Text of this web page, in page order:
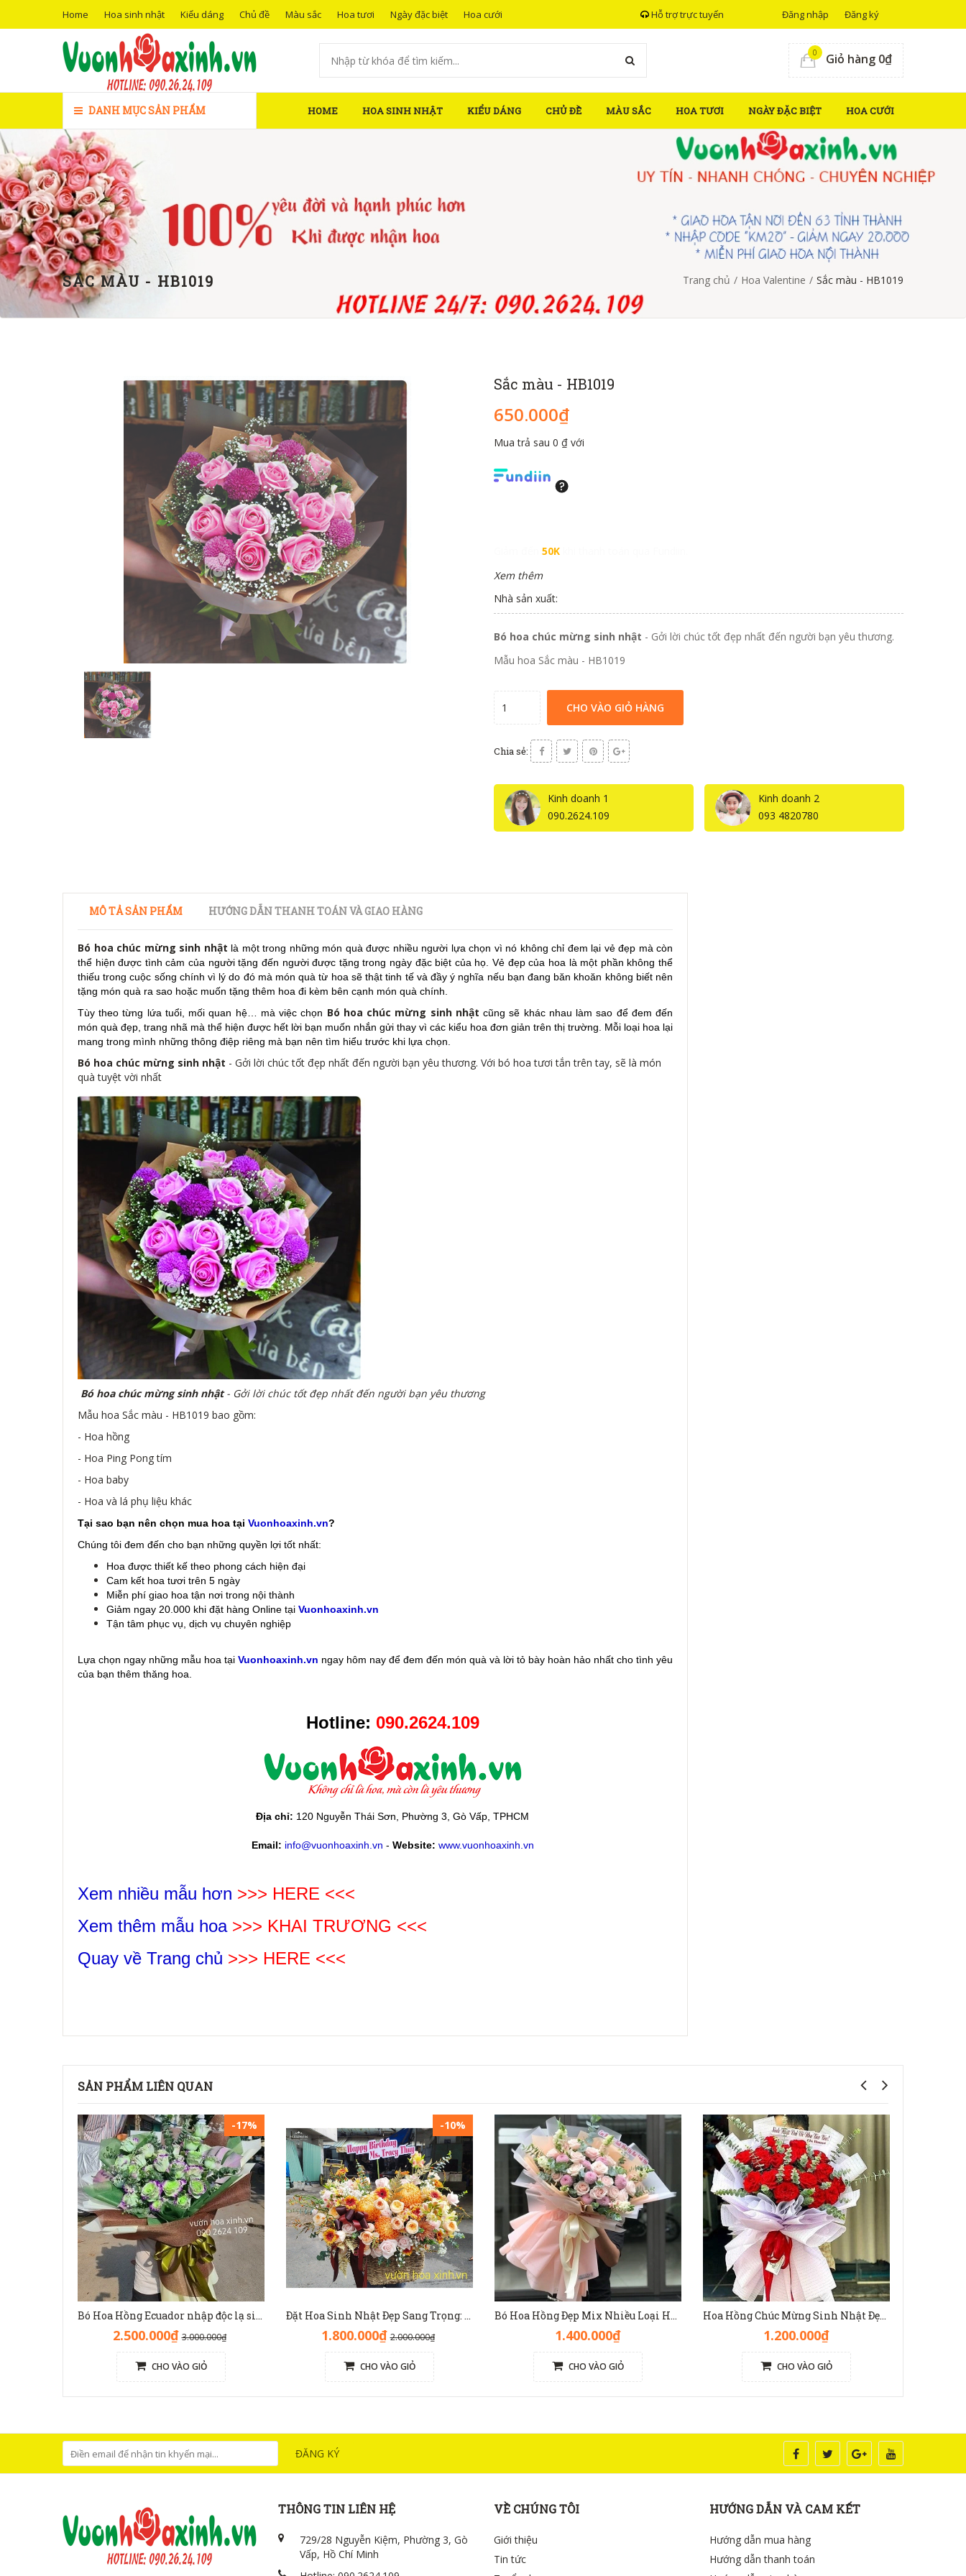
Home Hoa sinh nhật Kiểu dáng Chủ đề Màu sắc Hoa tươi Ngày đặc biệt Hoa cưới Hỗ trợ trực tuyến Đăng nhập Đăng ký
0 Giỏ hàng 0₫
DANH MỤC SẢN PHẨM HOME HOA SINH NHẬT KIỂU DÁNG CHỦ ĐỀ MÀU SẮC HOA TƯƠI NGÀY ĐẶC BIỆT HOA CƯỚI
SẮC MÀU - HB1019 Trang chủ / Hoa Valentine / Sắc màu - HB1019
Sắc màu - HB1019
650.000₫
Mua trả sau 0 ₫ với
50K
Xem thêm
Nhà sản xuất:
Bó hoa chúc mừng sinh nhật - Gởi lời chúc tốt đẹp nhất đến người bạn yêu thương.
Mẫu hoa Sắc màu - HB1019
CHO VÀO GIỎ HÀNG
Chia sẻ:
Kinh doanh 1
090.2624.109
Kinh doanh 2
093 4820780
MÔ TẢ SẢN PHẨM HƯỚNG DẪN THANH TOÁN VÀ GIAO HÀNG
Bó hoa chúc mừng sinh nhật là một trong những món quà được nhiều người lựa chọn vì nó không chỉ đem lại vẻ đẹp mà còn
thể hiện được tình cảm của người tặng đến người được tặng trong ngày đặc biệt của họ. Vẻ đẹp của hoa là một phần không thể
thiếu trong cuộc sống chính vì lý do đó mà món quà từ hoa sẽ thật tinh tế và đầy ý nghĩa nếu bạn đang băn khoăn không biết nên
tặng món quà ra sao hoặc muốn tặng thêm hoa đi kèm bên cạnh món quà chính.
Tùy theo từng lứa tuổi, mối quan hệ… mà việc chọn Bó hoa chúc mừng sinh nhật cũng sẽ khác nhau làm sao để đem đến
món quà đẹp, trang nhã mà thể hiện được hết lời bạn muốn nhắn gửi thay vì các kiểu hoa đơn giản trên thị trường. Mỗi loại hoa lại
mang trong mình những thông điệp riêng mà bạn nên tìm hiểu trước khi lựa chọn.
Bó hoa chúc mừng sinh nhật - Gởi lời chúc tốt đẹp nhất đến người bạn yêu thương. Với bó hoa tươi tắn trên tay, sẽ là món
quà tuyệt vời nhất
Bó hoa chúc mừng sinh nhật- Gởi lời chúc tốt đẹp nhất đến người bạn yêu thương
Mẫu hoa Sắc màu - HB1019 bao gồm:
- Hoa hồng
- Hoa Ping Pong tím
- Hoa baby
- Hoa và lá phụ liệu khác
Tại sao bạn nên chọn mua hoa tại Vuonhoaxinh.vn?
Chúng tôi đem đến cho bạn những quyền lợi tốt nhất:
Hoa được thiết kế theo phong cách hiện đại
Cam kết hoa tươi trên 5 ngày
Miễn phí giao hoa tận nơi trong nội thành
Giảm ngay 20.000 khi đặt hàng Online tại Vuonhoaxinh.vn
Tận tâm phục vụ, dịch vụ chuyên nghiệp
Lựa chọn ngay những mẫu hoa tại Vuonhoaxinh.vn ngay hôm nay để đem đến món quà và lời tỏ bày hoàn hảo nhất cho tình yêu
của bạn thêm thăng hoa.
Hotline: 090.2624.109
Địa chỉ: 120 Nguyễn Thái Sơn, Phường 3, Gò Vấp, TPHCM
Email: info@vuonhoaxinh.vn - Website: www.vuonhoaxinh.vn
Xem nhiều mẫu hơn >>> HERE <<<
Xem thêm mẫu hoa >>> KHAI TRƯƠNG <<<
Quay về Trang chủ >>> HERE <<<
SẢN PHẨM LIÊN QUAN
-17%
Bó Hoa Hồng Ecuador nhập độc lạ sinh nhật - HB1141
2.500.000₫ 3.000.000₫
CHO VÀO GIỎ
-10%
Đặt Hoa Sinh Nhật Đẹp Sang Trọng: Lẵng Hoa Màu Nâu(Nude) - GH1093
1.800.000₫ 2.000.000₫
CHO VÀO GIỎ
Bó Hoa Hồng Đẹp Mix Nhiều Loại Hoa Màu Nhã Nhặn - HB1140
1.400.000₫
CHO VÀO GIỎ
Hoa Hồng Chúc Mừng Sinh Nhật Đẹp [Hoa Hồng Đỏ Ohara] - HB1139
1.200.000₫
CHO VÀO GIỎ
ĐĂNG KÝ
THÔNG TIN LIÊN HỆ
729/28 Nguyễn Kiệm, Phường 3, Gò
Vấp, Hồ Chí Minh
VỀ CHÚNG TÔI
Giới thiệu
Tin tức
HƯỚNG DẪN VÀ CAM KẾT
Hướng dẫn mua hàng
Hướng dẫn thanh toán